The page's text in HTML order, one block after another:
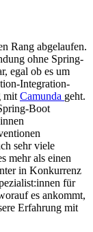
Rang abgelaufen.
ohne Spring-
egal ob es um
Integration-
mit Camunda geht.
Boot
sehr viele
mehr als einen
in Konkurrenz
für
es ankommt,
Erfahrung mit